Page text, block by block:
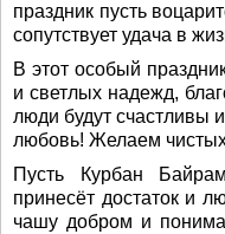
праздник пусть
сопутствует удача в
В этот особый
и светлых надежд,
люди будут счастливы
любовь! Желаем
Пусть Курбан
принесёт достаток и
чашу добром и